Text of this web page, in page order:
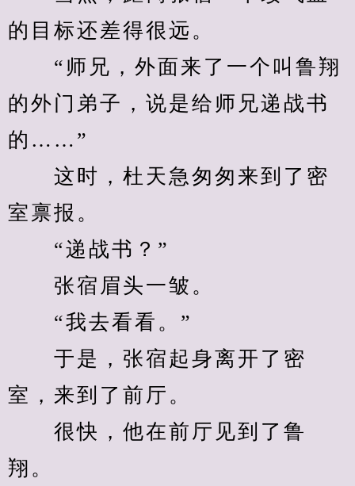
的目标还差得很远。
“师兄，外面来了一个叫鲁翔
的外门弟子，说是给师兄递战书
的……”
这时，杜天急匆匆来到了密
室禀报。
“递战书？”
张宿眉头一皱。
“我去看看。”
于是，张宿起身离开了密
室，来到了前厅。
很快，他在前厅见到了鲁
翔。